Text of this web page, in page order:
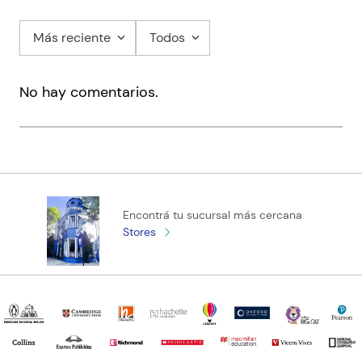
ISBN 9780751536829
Tamaño 13x19.5
Código KEL 2010126
Más reciente Todos
No hay comentarios.
Encontrá tu sucursal más cercana
Stores